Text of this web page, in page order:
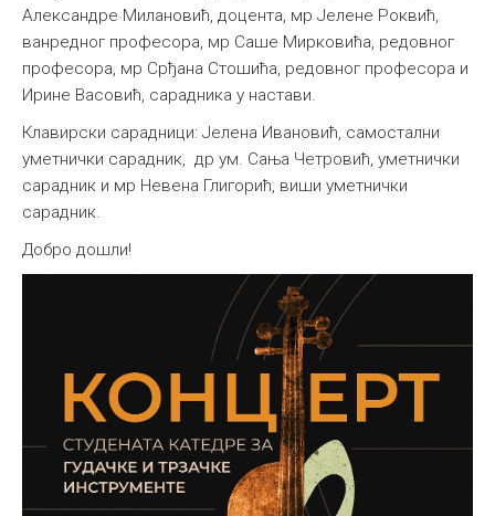
Александре Милановић, доцента, мр Јелене Роквић,
ванредног професора, мр Саше Мирковића, редовног
професора, мр Срђана Стошића, редовног професора и
Ирине Васовић, сарадника у настави.
Клавирски сарадници: Jeлена Ивановић, самостални
уметнички сарадник, др ум. Сања Четровић, уметнички
сарадник и мр Невена Глигорић, виши уметнички
сарадник.
Добро дошли!